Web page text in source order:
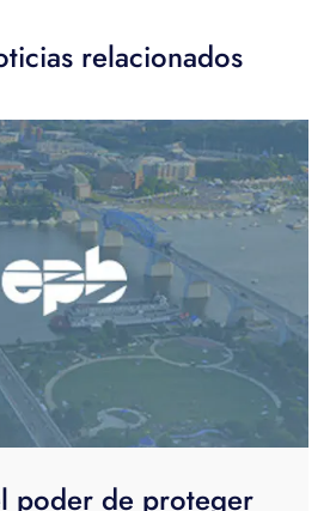
relacionados
poder de proteger